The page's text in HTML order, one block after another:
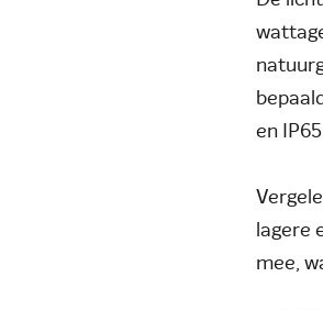
en
lagere
mee,